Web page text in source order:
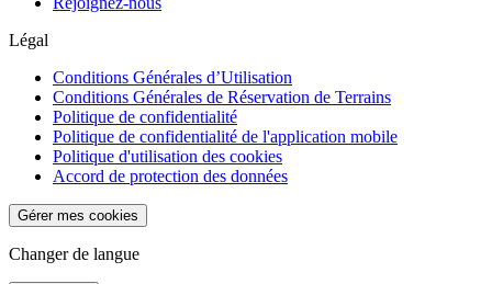
Légal
Conditions Générales d’Utilisation
Conditions Générales de Réservation de Terrains
Politique de confidentialité
Politique de confidentialité de l'application mobile
Politique d'utilisation des cookies
Accord de protection des données
Gérer mes cookies
Changer de langue